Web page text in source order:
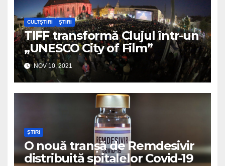
CULTȘTIRI ȘTIRI
TIFF transformă Clujul într-un
„UNESCO City of Film”
NOV 10, 2021
ȘTIRI
O nouă tranșă de Remdesivir
distribuită spitalelor Covid-19